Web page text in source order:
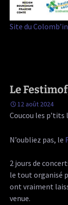
Site du
Le
12 août 2024
Coucou les p’tits
N’oubliez pas, le
2 jours de
le tout organisé
ont vraiment
venue.